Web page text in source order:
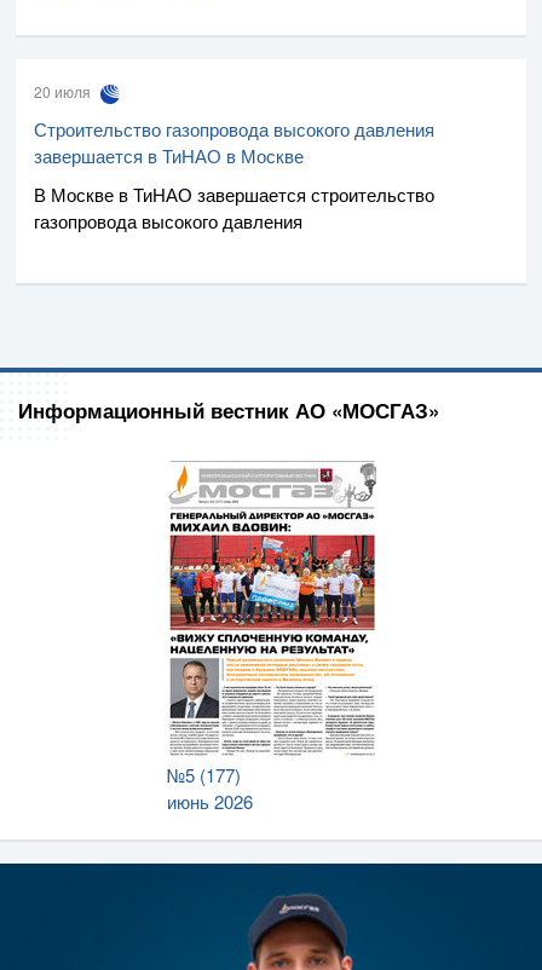
20 июля
Строительство газопровода высокого давления
завершается в ТиНАО в Москве
В Москве в ТиНАО завершается строительство
газопровода высокого давления
Информационный вестник АО «МОСГАЗ»
№5 (177)
июнь 2026